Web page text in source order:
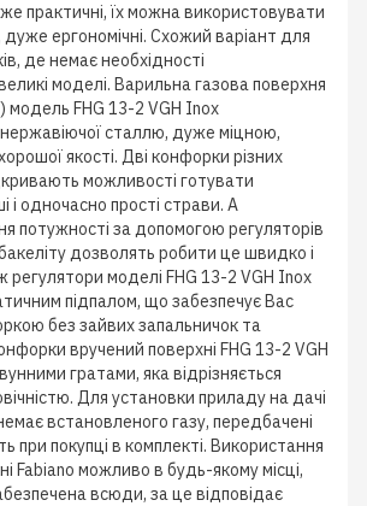
практичні, їх можна використовувати
дуже ергономічні. Схожий варіант для
де немає необхідності
моделі. Варильна газова поверхня
модель FHG 13-2 VGH Inox
сталлю, дуже міцною,
якості. Дві конфорки різних
можливості готувати
і одночасно прості страви. А
потужності за допомогою регуляторів
дозволять робити це швидко і
регулятори моделі FHG 13-2 VGH Inox
підпалом, що забезпечує Вас
без зайвих запальничок та
вручений поверхні FHG 13-2 VGH
гратами, яка відрізняється
Для установки приладу на дачі
встановленого газу, передбачені
при покупці в комплекті. Використання
Fabiano можливо в будь-якому місці,
всюди, за це відповідає